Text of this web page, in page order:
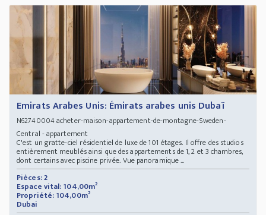
Emirats Arabes Unis: Émirats arabes unis Dubaï
N62740004acheter-maison-appartement-de-montagne-Sweden-
Central - appartement
C'est un gratte-ciel résidentiel de luxe de 101 étages. Il offre des studios
entièrement meublés ainsi que des appartements de 1, 2 et 3 chambres,
dont certains avec piscine privée. Vue panoramique ...
Pièces: 2
Espace vital: 104,00m²
Propriété: 104,00m²
Dubai